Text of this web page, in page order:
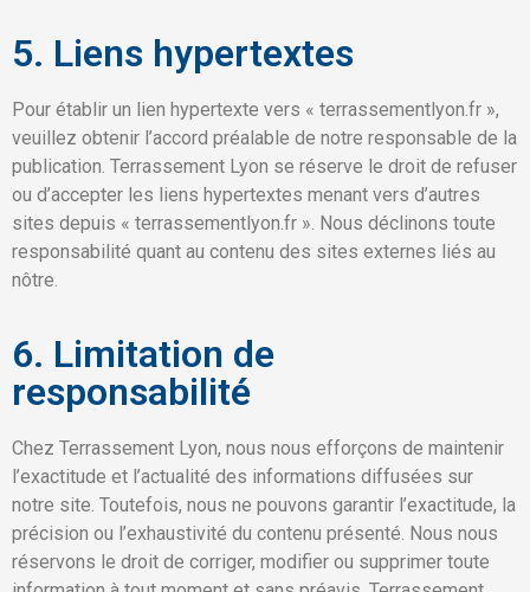
5. Liens hypertextes
Pour établir un lien hypertexte vers « terrassementlyon.fr »,
veuillez obtenir l’accord préalable de notre responsable de la
publication. Terrassement Lyon se réserve le droit de refuser
ou d’accepter les liens hypertextes menant vers d’autres
sites depuis « terrassementlyon.fr ». Nous déclinons toute
responsabilité quant au contenu des sites externes liés au
nôtre.
6. Limitation de
responsabilité
Chez Terrassement Lyon, nous nous efforçons de maintenir
l’exactitude et l’actualité des informations diffusées sur
notre site. Toutefois, nous ne pouvons garantir l’exactitude, la
précision ou l’exhaustivité du contenu présenté. Nous nous
réservons le droit de corriger, modifier ou supprimer toute